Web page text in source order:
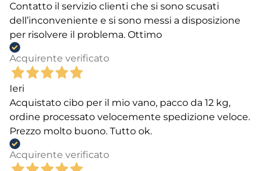
Contatto il servizio clienti che si sono scusati
dell’inconveniente e si sono messi a disposizione
per risolvere il problema. Ottimo
Acquirente verificato
Ieri
Acquistato cibo per il mio vano, pacco da 12 kg,
ordine processato velocemente spedizione veloce.
Prezzo molto buono. Tutto ok.
Acquirente verificato